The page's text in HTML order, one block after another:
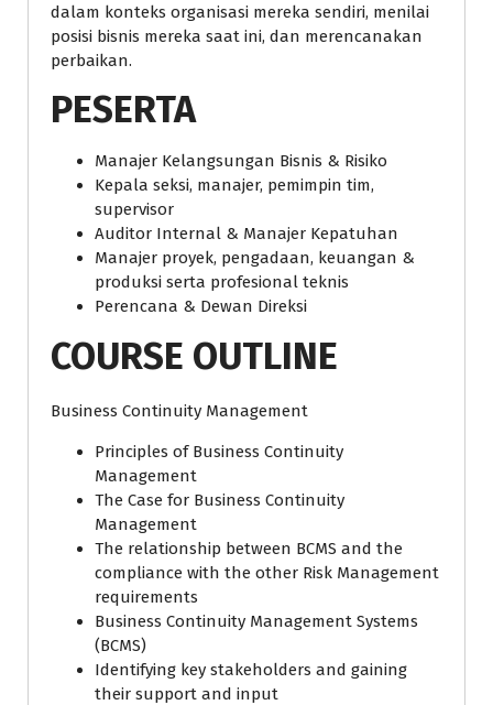
dalam konteks organisasi mereka sendiri, menilai
posisi bisnis mereka saat ini, dan merencanakan
perbaikan.
PESERTA
Manajer Kelangsungan Bisnis & Risiko
Kepala seksi, manajer, pemimpin tim,
supervisor
Auditor Internal & Manajer Kepatuhan
Manajer proyek, pengadaan, keuangan &
produksi serta profesional teknis
Perencana & Dewan Direksi
COURSE OUTLINE
Business Continuity Management
Principles of Business Continuity
Management
The Case for Business Continuity
Management
The relationship between BCMS and the
compliance with the other Risk Management
requirements
Business Continuity Management Systems
(BCMS)
Identifying key stakeholders and gaining
their support and input